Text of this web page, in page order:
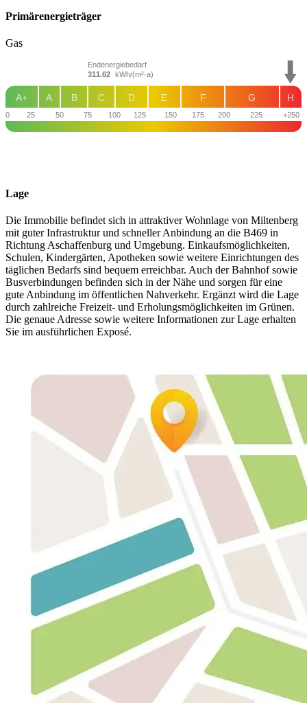
Primärenergieträger
Gas
0 25 50 75 100 125 150 175 200 225 +250
H
G
F
E
D
C
B
A
A+
Endenergiebedarf
311.62
kWh/(m²·a)
Lage
Die Immobilie befindet sich in attraktiver Wohnlage von Miltenberg
mit guter Infrastruktur und schneller Anbindung an die B469 in
Richtung Aschaffenburg und Umgebung. Einkaufsmöglichkeiten,
Schulen, Kindergärten, Apotheken sowie weitere Einrichtungen des
täglichen Bedarfs sind bequem erreichbar. Auch der Bahnhof sowie
Busverbindungen befinden sich in der Nähe und sorgen für eine
gute Anbindung im öffentlichen Nahverkehr. Ergänzt wird die Lage
durch zahlreiche Freizeit- und Erholungsmöglichkeiten im Grünen.
Die genaue Adresse sowie weitere Informationen zur Lage erhalten
Sie im ausführlichen Exposé.